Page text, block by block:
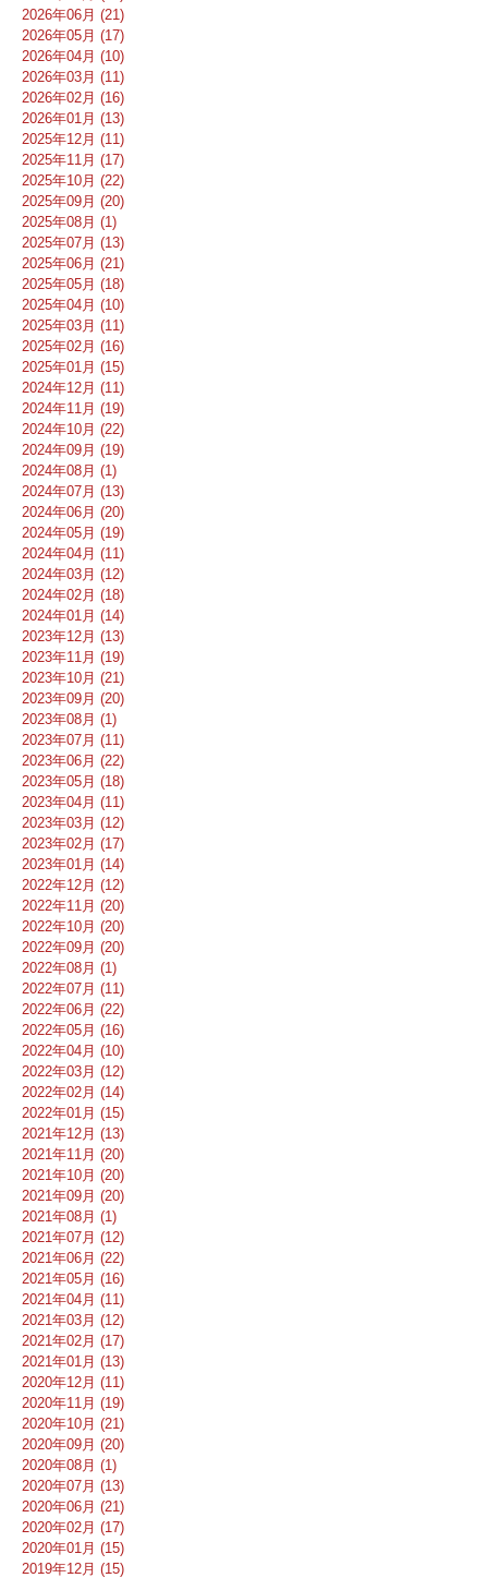
2026年06月 (21)
2026年05月 (17)
2026年04月 (10)
2026年03月 (11)
2026年02月 (16)
2026年01月 (13)
2025年12月 (11)
2025年11月 (17)
2025年10月 (22)
2025年09月 (20)
2025年08月 (1)
2025年07月 (13)
2025年06月 (21)
2025年05月 (18)
2025年04月 (10)
2025年03月 (11)
2025年02月 (16)
2025年01月 (15)
2024年12月 (11)
2024年11月 (19)
2024年10月 (22)
2024年09月 (19)
2024年08月 (1)
2024年07月 (13)
2024年06月 (20)
2024年05月 (19)
2024年04月 (11)
2024年03月 (12)
2024年02月 (18)
2024年01月 (14)
2023年12月 (13)
2023年11月 (19)
2023年10月 (21)
2023年09月 (20)
2023年08月 (1)
2023年07月 (11)
2023年06月 (22)
2023年05月 (18)
2023年04月 (11)
2023年03月 (12)
2023年02月 (17)
2023年01月 (14)
2022年12月 (12)
2022年11月 (20)
2022年10月 (20)
2022年09月 (20)
2022年08月 (1)
2022年07月 (11)
2022年06月 (22)
2022年05月 (16)
2022年04月 (10)
2022年03月 (12)
2022年02月 (14)
2022年01月 (15)
2021年12月 (13)
2021年11月 (20)
2021年10月 (20)
2021年09月 (20)
2021年08月 (1)
2021年07月 (12)
2021年06月 (22)
2021年05月 (16)
2021年04月 (11)
2021年03月 (12)
2021年02月 (17)
2021年01月 (13)
2020年12月 (11)
2020年11月 (19)
2020年10月 (21)
2020年09月 (20)
2020年08月 (1)
2020年07月 (13)
2020年06月 (21)
2020年02月 (17)
2020年01月 (15)
2019年12月 (15)